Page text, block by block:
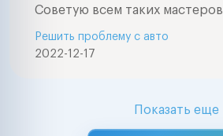
Советую всем таких мастеров
2022-12-17
Решить проблему с авто
Показать еще